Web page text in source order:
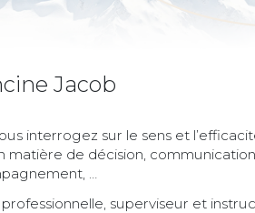
Jacob
interrogez sur le sens et
matière de décision,
…
superviseur et